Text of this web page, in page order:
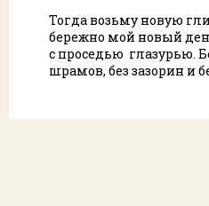
Тогда возьму новую
бережно мой новый
с проседью глазурью.
шрамов, без зазорин и